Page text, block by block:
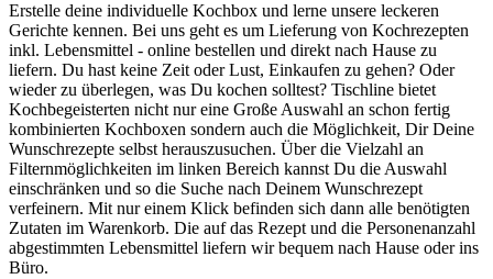
Erstelle deine individuelle Kochbox und lerne unsere leckeren
Gerichte kennen. Bei uns geht es um Lieferung von Kochrezepten
inkl. Lebensmittel - online bestellen und direkt nach Hause zu
liefern. Du hast keine Zeit oder Lust, Einkaufen zu gehen? Oder
wieder zu überlegen, was Du kochen solltest? Tischline bietet
Kochbegeisterten nicht nur eine Große Auswahl an schon fertig
kombinierten Kochboxen sondern auch die Möglichkeit, Dir Deine
Wunschrezepte selbst herauszusuchen. Über die Vielzahl an
Filternmöglichkeiten im linken Bereich kannst Du die Auswahl
einschränken und so die Suche nach Deinem Wunschrezept
verfeinern. Mit nur einem Klick befinden sich dann alle benötigten
Zutaten im Warenkorb. Die auf das Rezept und die Personenanzahl
abgestimmten Lebensmittel liefern wir bequem nach Hause oder ins
Büro.